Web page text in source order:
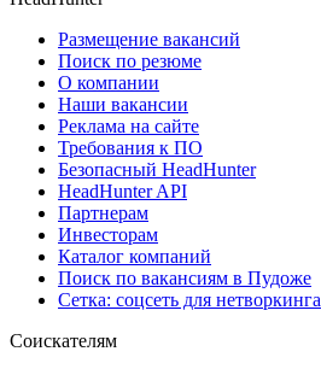
Размещение вакансий
Поиск по резюме
О компании
Наши вакансии
Реклама на сайте
Требования к ПО
Безопасный HeadHunter
HeadHunter API
Партнерам
Инвесторам
Каталог компаний
Поиск по вакансиям в Пудоже
Сетка: соцсеть для нетворкинга
Соискателям